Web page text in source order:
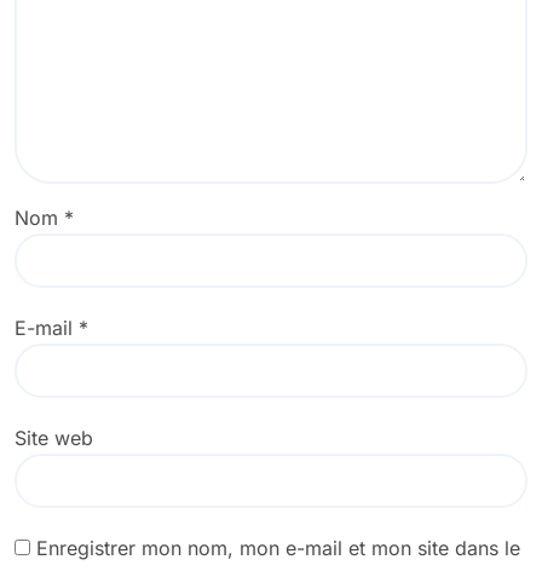
Nom *
E-mail *
Site web
Enregistrer mon nom, mon e-mail et mon site dans le